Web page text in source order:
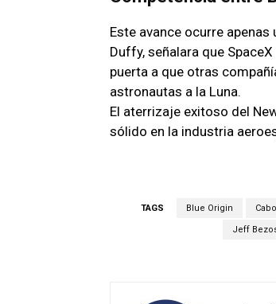
Este avance ocurre
Duffy, señalara que
puerta a que otras
astronautas a la Luna.
El aterrizaje exitoso del
sólido en la industria
TAGS Blue Origin
Jeff